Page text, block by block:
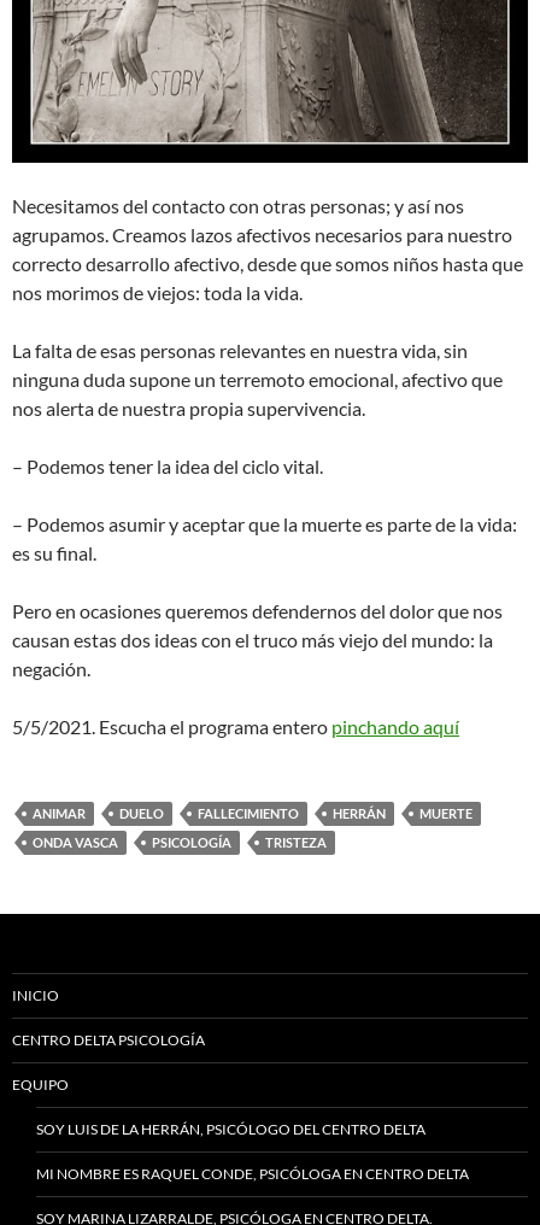
Necesitamos del contacto con otras personas; y así nos
agrupamos. Creamos lazos afectivos necesarios para nuestro
correcto desarrollo afectivo, desde que somos niños hasta que
nos morimos de viejos: toda la vida.
La falta de esas personas relevantes en nuestra vida, sin
ninguna duda supone un terremoto emocional, afectivo que
nos alerta de nuestra propia supervivencia.
– Podemos tener la idea del ciclo vital.
– Podemos asumir y aceptar que la muerte es parte de la vida:
es su final.
Pero en ocasiones queremos defendernos del dolor que nos
causan estas dos ideas con el truco más viejo del mundo: la
negación.
5/5/2021. Escucha el programa entero pinchando aquí
ANIMAR DUELO FALLECIMIENTO HERRÁN
MUERTE
ONDA VASCA
PSICOLOGÍA TRISTEZA
INICIO
CENTRO DELTA PSICOLOGÍA
EQUIPO
SOY LUIS DE LA HERRÁN, PSICÓLOGO DEL CENTRO DELTA
MI NOMBRE ES RAQUEL CONDE, PSICÓLOGA EN CENTRO DELTA
SOY MARINA LIZARRALDE, PSICÓLOGA EN CENTRO DELTA.